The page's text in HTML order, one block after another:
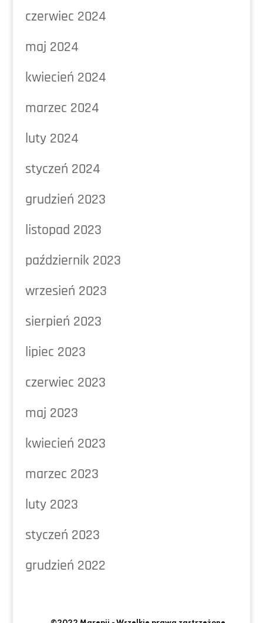
czerwiec 2024
maj 2024
kwiecień 2024
marzec 2024
luty 2024
styczeń 2024
grudzień 2023
listopad 2023
październik 2023
wrzesień 2023
sierpień 2023
lipiec 2023
czerwiec 2023
maj 2023
kwiecień 2023
marzec 2023
luty 2023
styczeń 2023
grudzień 2022